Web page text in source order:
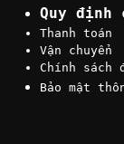
Quy định
Thanh toán
Vận chuyển
Chính sách
Bảo mật